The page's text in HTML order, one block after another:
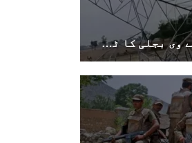
کے مرکزی ترجمان نے
کی جبری گمشدگی پر تشویش کا
کہا ہے کہ بلوچستان میں
آئین گمشدگیاں تسلسل کے
نصیرآباد: 220 کے وی بجلی کا ٹاور دھماکے سے تباہ، مختلف علاقوں کی بجلی معطل